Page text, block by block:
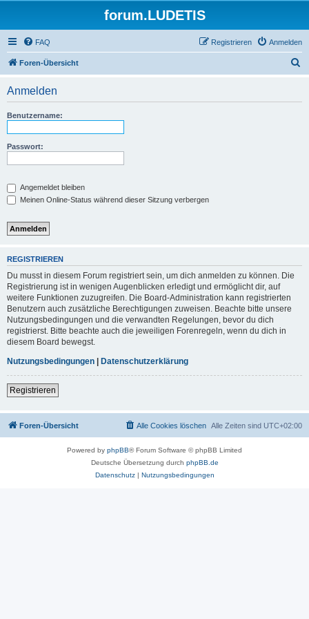
forum.LUDETIS
FAQ Anmelden
Registrieren
Foren-Übersicht
Anmelden
Benutzername:
Passwort:
Angemeldet bleiben
Meinen Online-Status während dieser Sitzung verbergen
REGISTRIEREN
Du musst in diesem Forum registriert sein, um dich anmelden zu können. Die
Registrierung ist in wenigen Augenblicken erledigt und ermöglicht dir, auf
weitere Funktionen zuzugreifen. Die Board-Administration kann registrierten
Benutzern auch zusätzliche Berechtigungen zuweisen. Beachte bitte unsere
Nutzungsbedingungen und die verwandten Regelungen, bevor du dich
registrierst. Bitte beachte auch die jeweiligen Forenregeln, wenn du dich in
diesem Board bewegst.
Nutzungsbedingungen | Datenschutzerklärung
Registrieren
Foren-Übersicht Alle Zeiten sind UTC+02:00
Alle Cookies löschen
Powered by phpBB® Forum Software © phpBB Limited
Deutsche Übersetzung durch phpBB.de
Datenschutz| Nutzungsbedingungen